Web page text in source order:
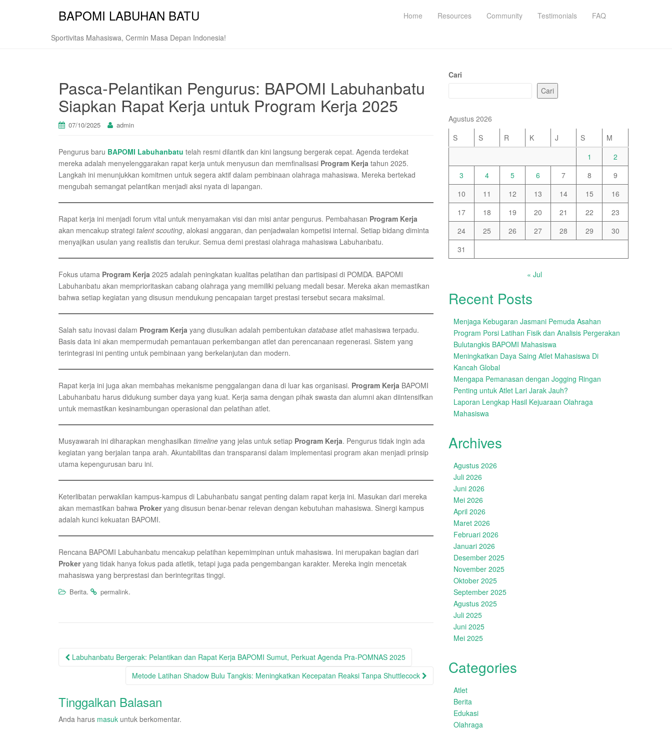
BAPOMI LABUHAN BATU
Sportivitas Mahasiswa, Cermin Masa Depan Indonesia!
Home Resources Community Testimonials FAQ
Pasca-Pelantikan Pengurus: BAPOMI Labuhanbatu
Siapkan Rapat Kerja untuk Program Kerja 2025
07/10/2025 admin
Pengurus baru BAPOMI Labuhanbatu telah resmi dilantik dan kini langsung bergerak cepat. Agenda terdekat
mereka adalah menyelenggarakan rapat kerja untuk menyusun dan memfinalisasi Program Kerja tahun 2025.
Langkah ini menunjukkan komitmen untuk segera aktif dalam pembinaan olahraga mahasiswa. Mereka bertekad
mengubah semangat pelantikan menjadi aksi nyata di lapangan.
Rapat kerja ini menjadi forum vital untuk menyamakan visi dan misi antar pengurus. Pembahasan Program Kerja
akan mencakup strategi talent scouting, alokasi anggaran, dan penjadwalan kompetisi internal. Setiap bidang diminta
menyajikan usulan yang realistis dan terukur. Semua demi prestasi olahraga mahasiswa Labuhanbatu.
Fokus utama Program Kerja 2025 adalah peningkatan kualitas pelatihan dan partisipasi di POMDA. BAPOMI
Labuhanbatu akan memprioritaskan cabang olahraga yang memiliki peluang medali besar. Mereka akan memastikan
bahwa setiap kegiatan yang disusun mendukung pencapaian target prestasi tersebut secara maksimal.
Salah satu inovasi dalam Program Kerja yang diusulkan adalah pembentukan database atlet mahasiswa terpadu.
Basis data ini akan mempermudah pemantauan perkembangan atlet dan perencanaan regenerasi. Sistem yang
terintegrasi ini penting untuk pembinaan yang berkelanjutan dan modern.
Rapat kerja ini juga akan membahas mekanisme penggalangan dana di luar kas organisasi. Program Kerja BAPOMI
Labuhanbatu harus didukung sumber daya yang kuat. Kerja sama dengan pihak swasta dan alumni akan diintensifkan
untuk memastikan kesinambungan operasional dan pelatihan atlet.
Musyawarah ini diharapkan menghasilkan timeline yang jelas untuk setiap Program Kerja. Pengurus tidak ingin ada
kegiatan yang berjalan tanpa arah. Akuntabilitas dan transparansi dalam implementasi program akan menjadi prinsip
utama kepengurusan baru ini.
Keterlibatan perwakilan kampus-kampus di Labuhanbatu sangat penting dalam rapat kerja ini. Masukan dari mereka
akan memastikan bahwa Prokeryang disusun benar-benar relevan dengan kebutuhan mahasiswa. Sinergi kampus
adalah kunci kekuatan BAPOMI.
Rencana BAPOMI Labuhanbatu mencakup pelatihan kepemimpinan untuk mahasiswa. Ini merupakan bagian dari
Prokeryang tidak hanya fokus pada atletik, tetapi juga pada pengembangan karakter. Mereka ingin mencetak
mahasiswa yang berprestasi dan berintegritas tinggi.
Berita. permalink.
Post
Labuhanbatu Bergerak: Pelantikan dan Rapat Kerja BAPOMI Sumut, Perkuat Agenda Pra-POMNAS 2025
Metode Latihan Shadow Bulu Tangkis: Meningkatkan Kecepatan Reaksi Tanpa Shuttlecock
Tinggalkan Balasan
Anda harus masuk untuk berkomentar.
Cari
Cari
Agustus 2026
S
S R K J S
M
1
2
3
4 5 6 7 8
9
10
11 12 13 14 15
16
17
18 19 20 21 22
23
24
25 26 27 28 29
30
31
« Jul
Recent Posts
Menjaga Kebugaran Jasmani Pemuda Asahan
Program Porsi Latihan Fisik dan Analisis Pergerakan
Bulutangkis BAPOMI Mahasiswa
Meningkatkan Daya Saing Atlet Mahasiswa Di
Kancah Global
Mengapa Pemanasan dengan Jogging Ringan
Penting untuk Atlet Lari Jarak Jauh?
Laporan Lengkap Hasil Kejuaraan Olahraga
Mahasiswa
Archives
Agustus 2026
Juli 2026
Juni 2026
Mei 2026
April 2026
Maret 2026
Februari 2026
Januari 2026
Desember 2025
November 2025
Oktober 2025
September 2025
Agustus 2025
Juli 2025
Juni 2025
Mei 2025
Categories
Atlet
Berita
Edukasi
Olahraga